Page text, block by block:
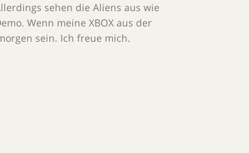
sehen die Aliens aus wie
Wenn meine XBOX aus der
sein. Ich freue mich.